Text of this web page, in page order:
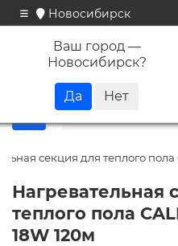
Новосибирск
Ваш город —
Новосибирск?
+7
секция для теплого
Нагревательная
теплого пола
18W 120м